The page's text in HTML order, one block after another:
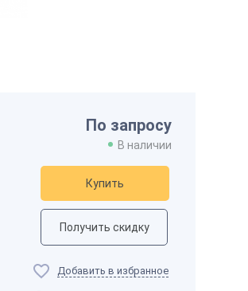
По запросу
В наличии
Купить
Получить скидку
Добавить в избранное